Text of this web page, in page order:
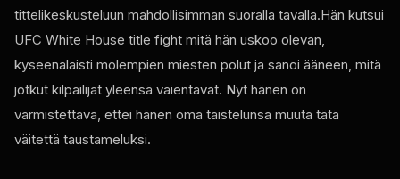
tittelikeskusteluun mahdollisimman suoralla tavalla.Hän kutsui
UFC White House title fight mitä hän uskoo olevan,
kyseenalaisti molempien miesten polut ja sanoi ääneen, mitä
jotkut kilpailijat yleensä vaientavat. Nyt hänen on
varmistettava, ettei hänen oma taistelunsa muuta tätä
väitettä taustameluksi.